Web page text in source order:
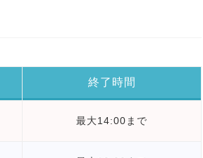
終了時間
最大14:00まで